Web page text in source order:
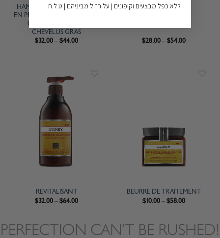
HAMPOOING NETTOYANT
EN PROFONDEUR POUR LES
CHEVEUX ET CUIRS
CHEVELUS GRAS
$32.00–$44.00
SHAMPOING
$28.00–$54.00
REVITALISANT
$32.00–$64.00
BEURRE DE TRAITEMENT
$10.00–$58.00
ללא כפל מבצעים וקופונים | על הזול מביניהם | ט.ל.ח